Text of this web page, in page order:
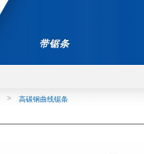
带锯条
> 高碳钢曲线锯条